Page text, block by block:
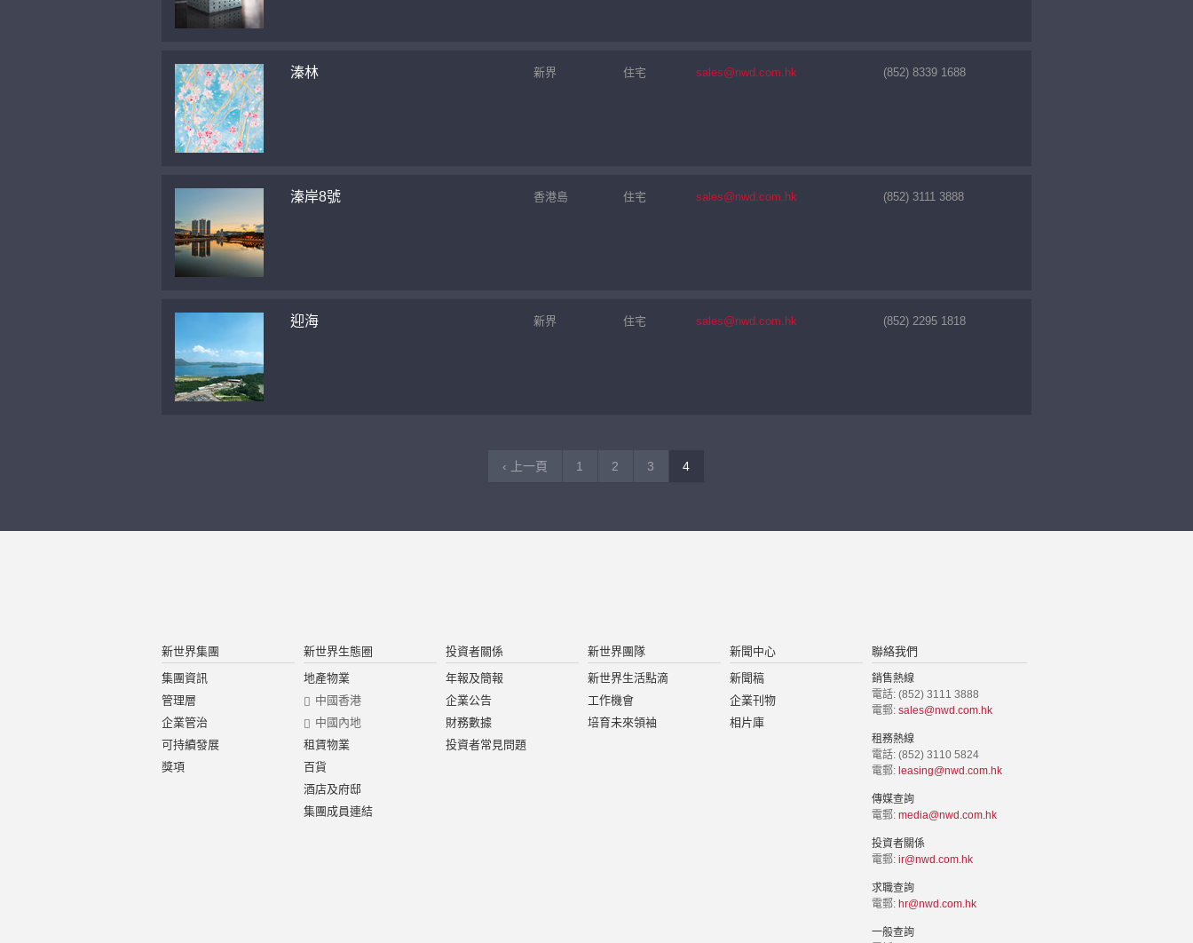
溱林 新界 住宅 sales@nwd.com.hk (852) 8339 1688
溱岸8號 香港島 住宅 sales@nwd.com.hk (852) 3111 3888
迎海 新界 住宅 sales@nwd.com.hk (852) 2295 1818
‹ 上一頁 1 2 3 4
新世界集團
集團資訊
管理層
企業管治
可持續發展
獎項
新世界生態圈
地產物業
中國香港
中國內地
租賃物業
百貨
酒店及府邸
集團成員連結
投資者關係
年報及簡報
企業公告
財務數據
投資者常見問題
新世界團隊
新世界生活點滴
工作機會
培育未來領袖
新聞中心
新聞稿
企業刊物
相片庫
聯絡我們
銷售熱線
電話: (852) 3111 3888
電郵: sales@nwd.com.hk
租務熱線
電話: (852) 3110 5824
電郵: leasing@nwd.com.hk
傳媒查詢
電郵: media@nwd.com.hk
投資者關係
電郵: ir@nwd.com.hk
求職查詢
電郵: hr@nwd.com.hk
一般查詢